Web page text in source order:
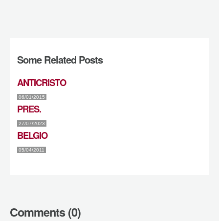
Some Related Posts
ANTICRISTO
06/01/2015
PRES.
27/07/2023
BELGIO
05/04/2011
Comments (0)